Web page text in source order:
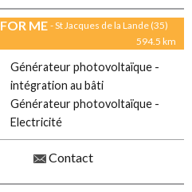
ME - St Jacques de la Lande (35)
594.5 km
Générateur photovoltaïque -
intégration au bâti
Générateur photovoltaïque -
Electricité
Contact